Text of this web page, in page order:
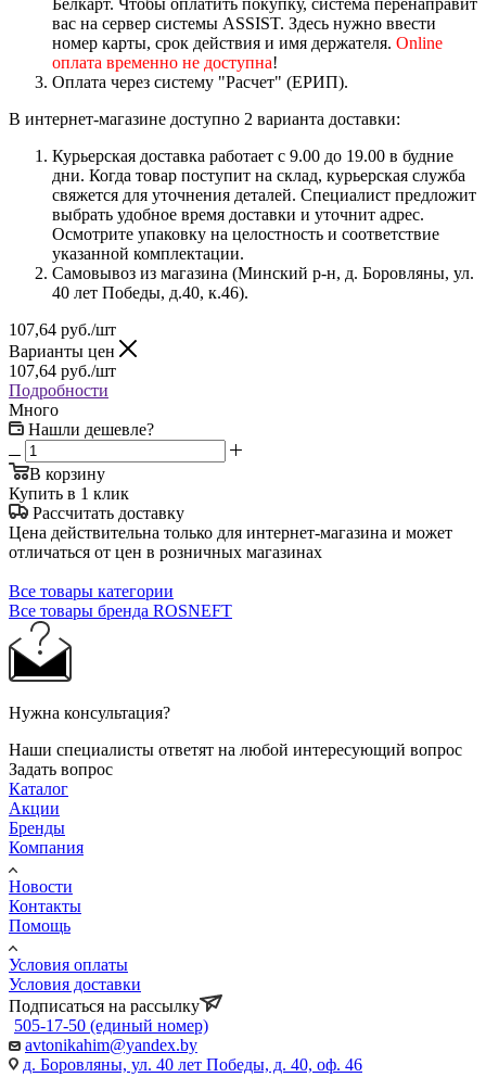
вас на сервер системы ASSIST. Здесь нужно ввести
номер карты, срок действия и имя держателя. Online
оплата временно не доступна!
Оплата через систему "Расчет" (ЕРИП).
В интернет-магазине доступно 2 варианта доставки:
Курьерская доставка работает с 9.00 до 19.00 в будние
дни. Когда товар поступит на склад, курьерская служба
свяжется для уточнения деталей. Специалист предложит
выбрать удобное время доставки и уточнит адрес.
Осмотрите упаковку на целостность и соответствие
указанной комплектации.
Самовывоз из магазина (Минский р-н, д. Боровляны, ул.
40 лет Победы, д.40, к.46).
107,64 руб./шт
Варианты цен
107,64 руб./шт
Подробности
Много
Нашли дешевле?
В корзину
Купить в 1 клик
Рассчитать доставку
Цена действительна только для интернет-магазина и может
отличаться от цен в розничных магазинах
Все товары категории
Все товары бренда ROSNEFT
Нужна консультация?
Наши специалисты ответят на любой интересующий вопрос
Задать вопрос
Каталог
Акции
Бренды
Компания
Новости
Контакты
Помощь
Условия оплаты
Условия доставки
Подписаться на рассылку
505-17-50 (единый номер)
avtonikahim@yandex.by
д. Боровляны, ул. 40 лет Победы, д. 40, оф. 46